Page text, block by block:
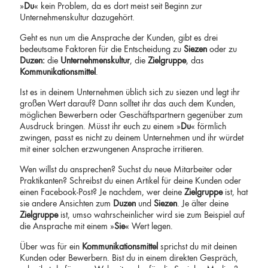
»Du« kein Problem, da es dort meist seit Beginn zur
Unternehmenskultur dazugehört.
Geht es nun um die Ansprache der Kunden, gibt es drei
bedeutsame Faktoren für die Entscheidung zu Siezen oder zu
Duzen: die Unternehmenskultur, die Zielgruppe, das
Kommunikationsmittel.
Ist es in deinem Unternehmen üblich sich zu siezen und legt ihr
großen Wert darauf? Dann solltet ihr das auch dem Kunden,
möglichen Bewerbern oder Geschäftspartnern gegenüber zum
Ausdruck bringen. Müsst ihr euch zu einem »Du« förmlich
zwingen, passt es nicht zu deinem Unternehmen und ihr würdet
mit einer solchen erzwungenen Ansprache irritieren.
Wen willst du ansprechen? Suchst du neue Mitarbeiter oder
Praktikanten? Schreibst du einen Artikel für deine Kunden oder
einen Facebook-Post? Je nachdem, wer deine Zielgruppeist, hat
sie andere Ansichten zum Duzen und Siezen. Je älter deine
Zielgruppeist, umso wahrscheinlicher wird sie zum Beispiel auf
die Ansprache mit einem »Sie« Wert legen.
Über was für ein Kommunikationsmittel sprichst du mit deinen
Kunden oder Bewerbern. Bist du in einem direkten Gespräch,